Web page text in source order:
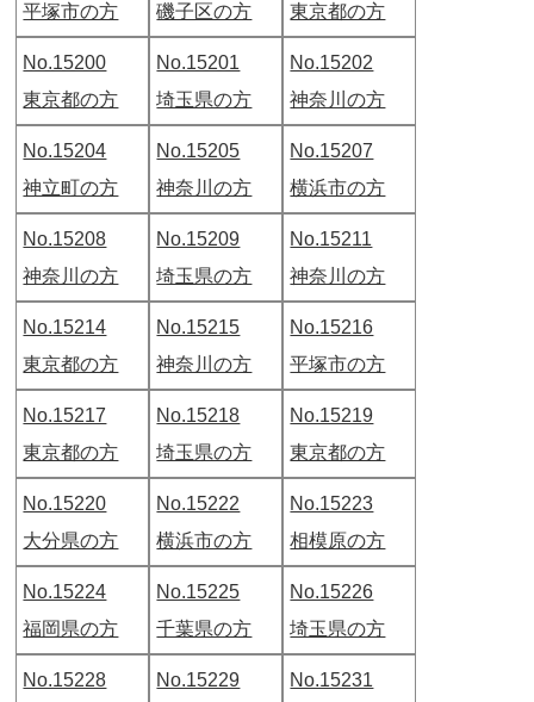
平塚市の方
磯子区の方
東京都の方
No.15200
東京都の方
No.15201
埼玉県の方
No.15202
神奈川の方
No.15204
神立町の方
No.15205
神奈川の方
No.15207
横浜市の方
No.15208
神奈川の方
No.15209
埼玉県の方
No.15211
神奈川の方
No.15214
東京都の方
No.15215
神奈川の方
No.15216
平塚市の方
No.15217
東京都の方
No.15218
埼玉県の方
No.15219
東京都の方
No.15220
大分県の方
No.15222
横浜市の方
No.15223
相模原の方
No.15224
福岡県の方
No.15225
千葉県の方
No.15226
埼玉県の方
No.15228
No.15229
No.15231